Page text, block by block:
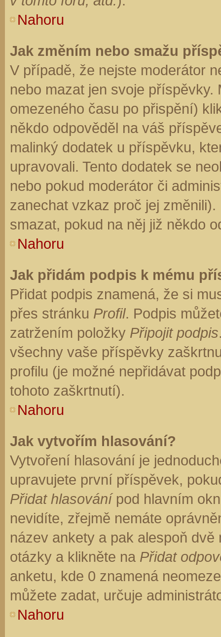
Nahoru
Jak změním nebo smažu
V případě, že nejste moderátor
nebo mazat jen svoje
omezeného času po přispění)
někdo odpověděl na váš
malinký dodatek u příspěvku,
upravovali. Tento dodatek se
nebo pokud moderátor či
zanechat vzkaz proč jej
smazat, pokud na něj již někdo
Nahoru
Jak přidám podpis k mému
Přidat podpis znamená, že si
přes stránku Profil. Podpis
zatržením položky Připojit podpis
všechny vaše příspěvky
profilu (je možné nepřidávat
tohoto zaškrtnutí).
Nahoru
Jak vytvořím hlasování?
Vytvoření hlasování je
upravujete první příspěvek,
Přidat hlasovánípod hlavním
nevidíte, zřejmě nemáte
název ankety a pak alespoň
otázky a klikněte na Přidat
anketu, kde 0 znamená
můžete zadat, určuje
Nahoru